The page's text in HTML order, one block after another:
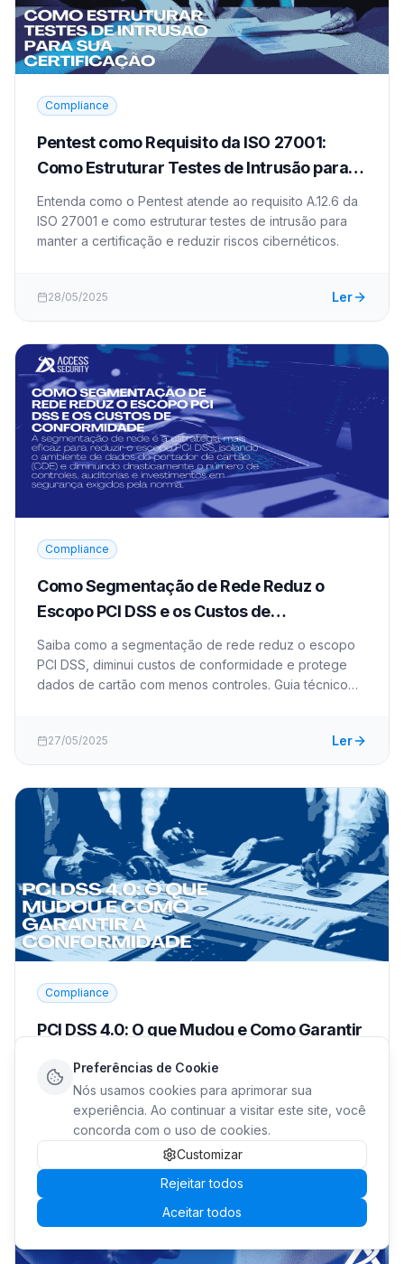
Compliance
Pentest como Requisito da ISO 27001:
Como Estruturar Testes de Intrusão para
Sua Certificação
Entenda como o Pentest atende ao requisito A.12.6 da
ISO 27001 e como estruturar testes de intrusão para
manter a certificação e reduzir riscos cibernéticos.
28/05/2025 Ler
Compliance
Como Segmentação de Rede Reduz o
Escopo PCI DSS e os Custos de
Conformidade
Saiba como a segmentação de rede reduz o escopo
PCI DSS, diminui custos de conformidade e protege
dados de cartão com menos controles. Guia técnico
27/05/2025 Ler
Compliance
PCI DSS 4.0: O que Mudou e Como Garantir
Entenda o que mudou no PCI DSS 4.0 e 4.0.1, os
requisitos obrigatórios e como preparar sua empresa
para manter a conformidade em pagamentos. (152
caracteres)
Preferências de Cookie
Nós usamos cookies para aprimorar sua
experiência. Ao continuar a visitar este site, você
concorda com o uso de cookies.
Customizar
Rejeitar todos
Aceitar todos